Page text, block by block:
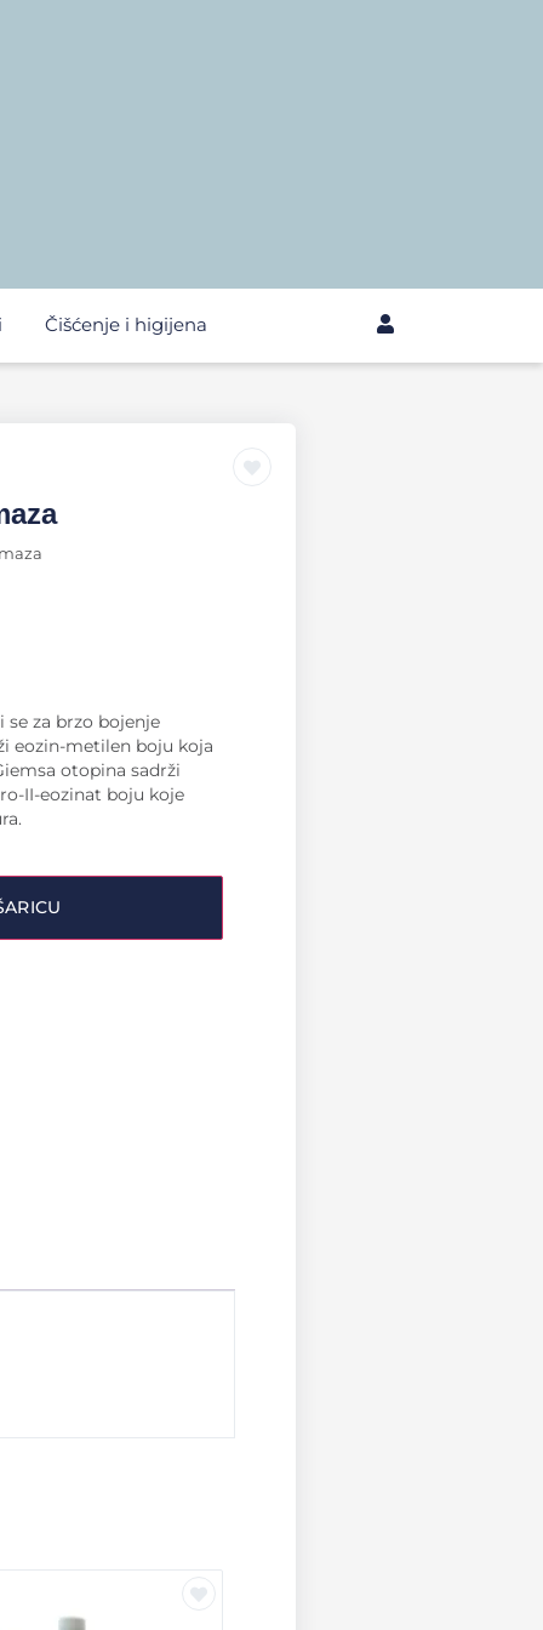
Čišćenje i higijena
se za brzo bojenje
eozin-metilen boju koja
otopina sadrži
II-eozinat boju koje